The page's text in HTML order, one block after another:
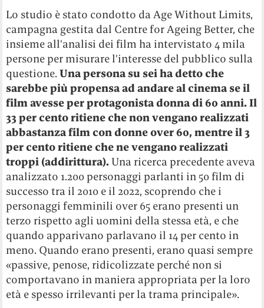
Lo studio è stato condotto da Age Without Limits,
campagna gestita dal Centre for Ageing Better, che
insieme all’analisi dei film ha intervistato 4 mila
persone per misurare l’interesse del pubblico sulla
questione.Una persona su sei ha detto che
sarebbe più propensa ad andare al cinema se il
film avesse per protagonista donna di 60 anni. Il
33 per cento ritiene che non vengano realizzati
abbastanza film con donne over 60, mentre il 3
per cento ritiene che ne vengano realizzati
troppi (addirittura). Una ricerca precedente aveva
analizzato 1.200 personaggi parlanti in 50 film di
successo tra il 2010 e il 2022, scoprendo che i
personaggi femminili over 65 erano presenti un
terzo rispetto agli uomini della stessa età, e che
quando apparivano parlavano il 14 per cento in
meno. Quando erano presenti, erano quasi sempre
«passive, penose, ridicolizzate perché non si
comportavano in maniera appropriata per la loro
età e spesso irrilevanti per la trama principale».